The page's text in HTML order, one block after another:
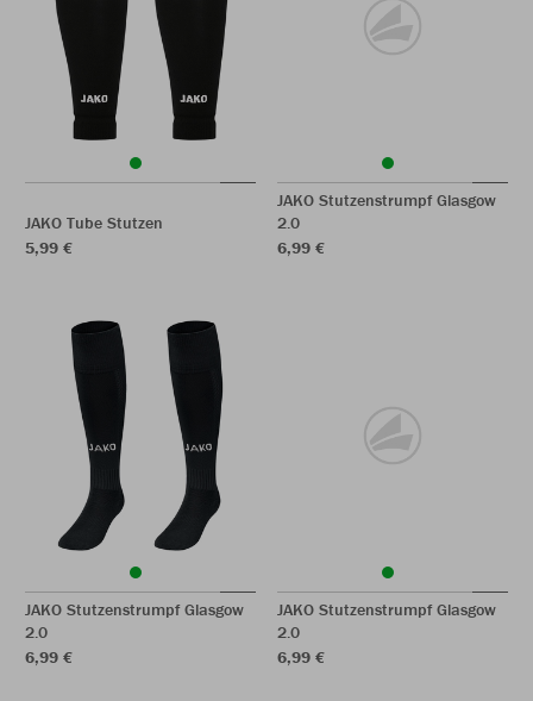
JAKO Tube Stutzen
5,99 €
JAKO Stutzenstrumpf Glasgow
2.0
6,99 €
JAKO Stutzenstrumpf Glasgow
2.0
6,99 €
JAKO Stutzenstrumpf Glasgow
2.0
6,99 €